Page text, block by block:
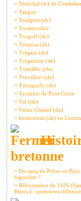
¤ Sénéchal (le) de
¤ Tanguy
¤ Toulgoet (de)
¤ Toutenoultre
¤ Trogoff (de)
¤ Tréanna (de)
¤ Trégain (de)
¤ Trégannez (de)
¤ Trémillec (de)
¤ Trévalloet (de)
¤ Tréziguidy (de)
¤ Tyvarlen de Pont-Croix
¤ Val (du)
¤ Vieux-Chastel (du)
¤ kermorvan (de) en
bretonne
¤ Du sang de Poher en Pays
bigouden ?
¤ Réformation de 1426
Brieuc) : premières